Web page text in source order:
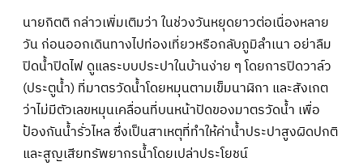
นายกิตติ กล่าวเพิ่มเติมว่า ในช่วงวันหยุดยาวต่อเนื่องหลาย
วัน ก่อนออกเดินทางไปท่องเที่ยวหรือกลับภูมิลำเนา อย่าลืม
ปิดน้ำปิดไฟ ดูแลระบบประปาในบ้านง่าย ๆ โดยการปิดวาล์ว
(ประตูน้ำ) ที่มาตรวัดน้ำโดยหมุนตามเข็มนาฬิกา และสังเกต
ว่าไม่มีตัวเลขหมุนเคลื่อนที่บนหน้าปัดของมาตรวัดน้ำ เพื่อ
ป้องกันน้ำรั่วไหล ซึ่งเป็นสาเหตุที่ทำให้ค่าน้ำประปาสูงผิดปกติ
และสูญเสียทรัพยากรน้ำโดยเปล่าประโยชน์